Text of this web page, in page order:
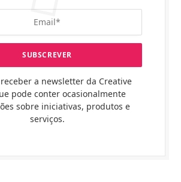
a newsletter da Creative
pode conter ocasionalmente
sobre iniciativas, produtos e
serviços.